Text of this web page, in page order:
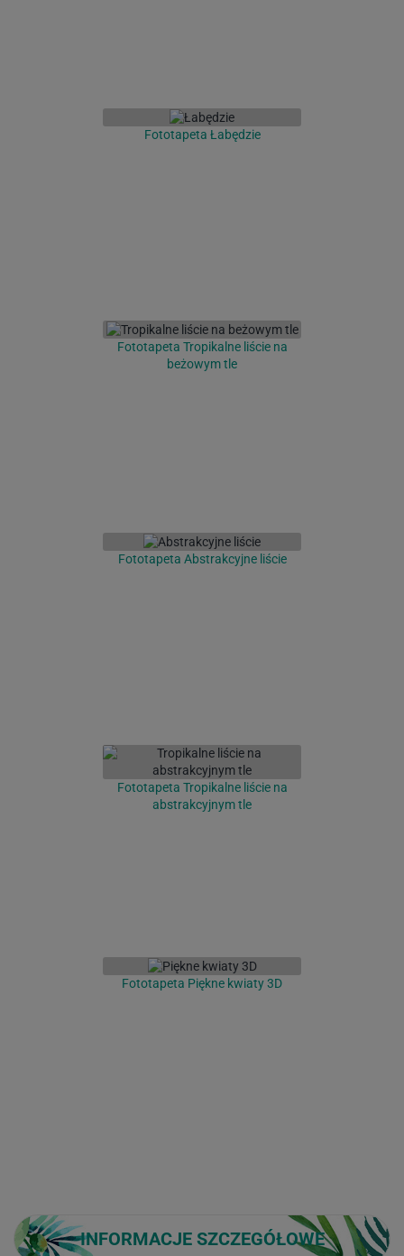
Fototapeta Łabędzie
Fototapeta Tropikalne liście na
beżowym tle
Fototapeta Abstrakcyjne liście
Fototapeta Tropikalne liście na
abstrakcyjnym tle
Fototapeta Piękne kwiaty 3D
INFORMACJE SZCZEGÓŁOWE